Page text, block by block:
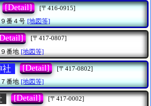
[Detail]
[〒416-0915]
番４号 [地図等]
[〒417-0807]
番地 [地図等]
社 [Detail]
[〒417-0802]
番地 [地図等]
[Detail]
[〒417-0002]